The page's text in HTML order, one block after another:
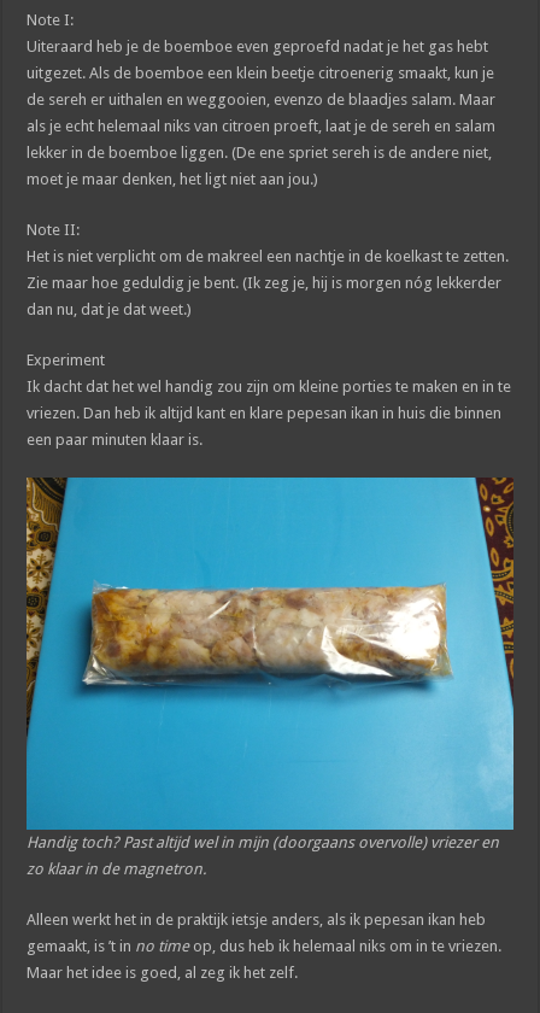
Note I:
Uiteraard heb je de boemboe even geproefd nadat je het gas hebt
uitgezet. Als de boemboe een klein beetje citroenerig smaakt, kun je
de sereh er uithalen en weggooien, evenzo de blaadjes salam. Maar
als je echt helemaal niks van citroen proeft, laat je de sereh en salam
lekker in de boemboe liggen. (De ene spriet sereh is de andere niet,
moet je maar denken, het ligt niet aan jou.)
Note II:
Het is niet verplicht om de makreel een nachtje in de koelkast te zetten.
Zie maar hoe geduldig je bent. (Ik zeg je, hij is morgen nóg lekkerder
dan nu, dat je dat weet.)
Experiment
Ik dacht dat het wel handig zou zijn om kleine porties te maken en in te
vriezen. Dan heb ik altijd kant en klare pepesan ikan in huis die binnen
een paar minuten klaar is.
Handig toch? Past altijd wel in mijn (doorgaans overvolle) vriezer en
zo klaar in de magnetron.
Alleen werkt het in de praktijk ietsje anders, als ik pepesan ikan heb
gemaakt, is ’t in no timeop, dus heb ik helemaal niks om in te vriezen.
Maar het idee is goed, al zeg ik het zelf.